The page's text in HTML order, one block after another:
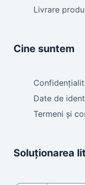
Livrare
Cine suntem
Date de
Termeni și
Soluționarea